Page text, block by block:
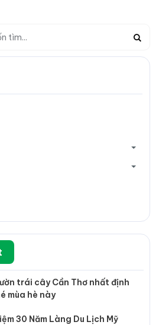
trái cây Cần Thơ nhất định
mùa hè này
30 Năm Làng Du Lịch Mỹ